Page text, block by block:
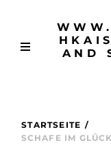
AND
STARTSEITE /
SCHAFE IM